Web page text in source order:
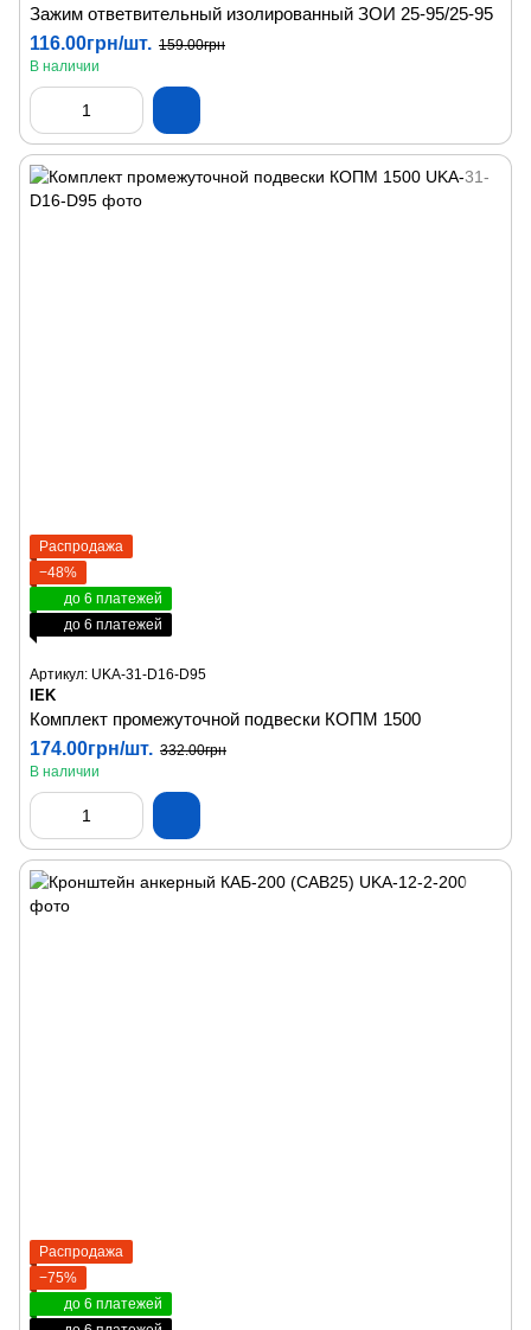
Зажим ответвительный изолированный ЗОИ 25-95/25-95
116.00грн/шт. 159.00грн
В наличии
Распродажа
−48%
до 6 платежей
до 6 платежей
Артикул: UKA-31-D16-D95
IEK
Комплект промежуточной подвески КОПМ 1500
174.00грн/шт. 332.00грн
В наличии
Распродажа
−75%
до 6 платежей